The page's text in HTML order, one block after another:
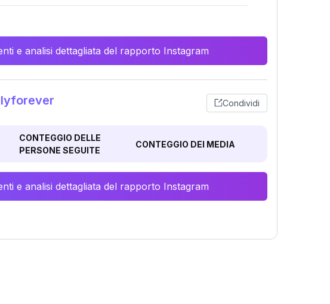
e analisi dettagliata del rapporto Instagram
Condividi
CONTEGGIO DELLE
PERSONE SEGUITE
CONTEGGIO DEI MEDIA
e analisi dettagliata del rapporto Instagram